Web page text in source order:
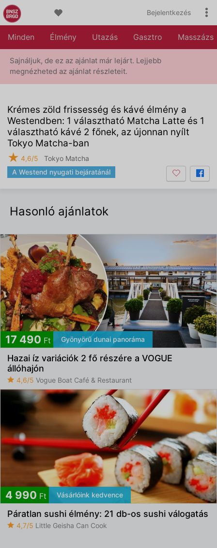
Bejelentkezés
Minden Élmény Utazás Gasztro Masszázs
Sajnáljuk, de ez az ajánlat már lejárt. Lejjebb
megnézheted az ajánlat részleteit.
Krémes zöld frissesség és kávé élmény a
Westendben: 1 választható Matcha Latte és 1
választható kávé 2 főnek, az újonnan nyílt
Tokyo Matcha-ban
★ 4,6/5
Tokyo Matcha
A Westend nyugati bejáratánál
Hasonló ajánlatok
17 490 Ft Gyönyörű dunai panoráma
Hazai íz variációk 2 fő részére a VOGUE
állóhajón
4,6/5 Vogue Boat Café & Restaurant
4 990 Ft Vásárlóink kedvence
Páratlan sushi élmény: 21 db-os sushi válogatás
4,7/5 Little Geisha Can Cook